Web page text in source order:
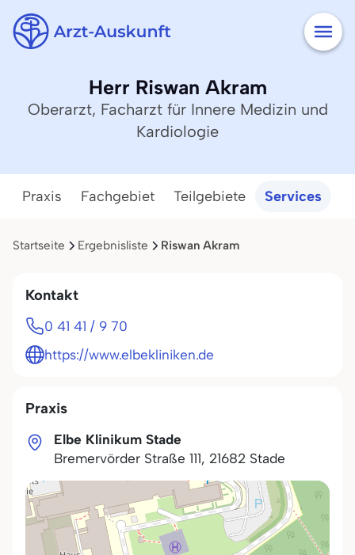
Herr Riswan Akram
Oberarzt, Facharzt für Innere Medizin und
Kardiologie
Praxis Fachgebiet Teilgebiete Services
Startseite Ergebnisliste Riswan Akram
Praxis
Elbe Klinikum Stade
Bremervörder Straße 111, 21682 Stade
Kontakt
0 41 41 / 9 70
https://www.elbekliniken.de